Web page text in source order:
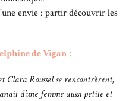
envie : partir découvrir les
de Vigan :
Roussel se rencontrèrent,
d’une femme aussi petite et